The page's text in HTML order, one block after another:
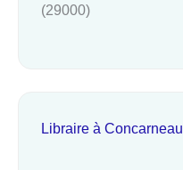
(29000)
Libraire à Concarneau